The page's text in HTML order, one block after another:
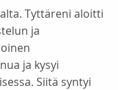
Tyttäreni aloitti
ja
ja kysyi
Siitä syntyi